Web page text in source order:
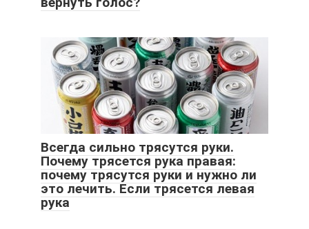
Всегда сильно трясутся руки.
Почему трясется рука правая:
почему трясутся руки и нужно ли
это лечить. Если трясется левая
рука